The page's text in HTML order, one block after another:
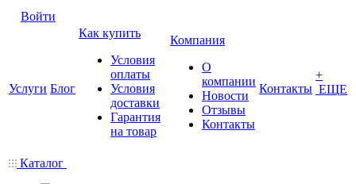
Войти
Услуги Блог
Как купить
Условия
оплаты
Условия
доставки
Гарантия
на товар
Компания
О
компании
Новости
Отзывы
Контакты
Контакты
+
ЕЩЕ
Каталог